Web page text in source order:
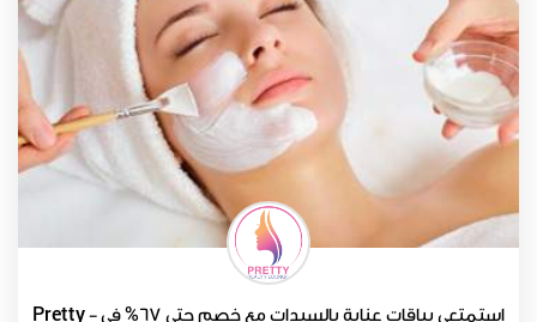
استمتعي بباقات عناية بالسيدات مع خصم حتى 67% في Pretty -